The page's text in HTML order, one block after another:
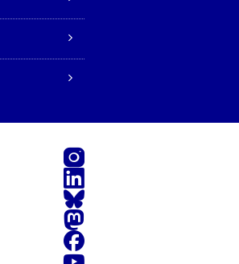
Instagram
LinkedIn
Bluesky
Mastodon
Facebook
Youtube